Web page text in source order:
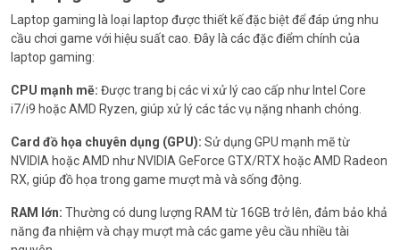
Laptop gaming là loại laptop được thiết kế đặc biệt để đáp ứng nhu
cầu chơi game với hiệu suất cao. Đây là các đặc điểm chính của
laptop gaming:
CPU mạnh mẽ: Được trang bị các vi xử lý cao cấp như Intel Core
i7/i9 hoặc AMD Ryzen, giúp xử lý các tác vụ nặng nhanh chóng.
Card đồ họa chuyên dụng (GPU): Sử dụng GPU mạnh mẽ từ
NVIDIA hoặc AMD như NVIDIA GeForce GTX/RTX hoặc AMD Radeon
RX, giúp đồ họa trong game mượt mà và sống động.
RAM lớn: Thường có dung lượng RAM từ 16GB trở lên, đảm bảo khả
năng đa nhiệm và chạy mượt mà các game yêu cầu nhiều tài